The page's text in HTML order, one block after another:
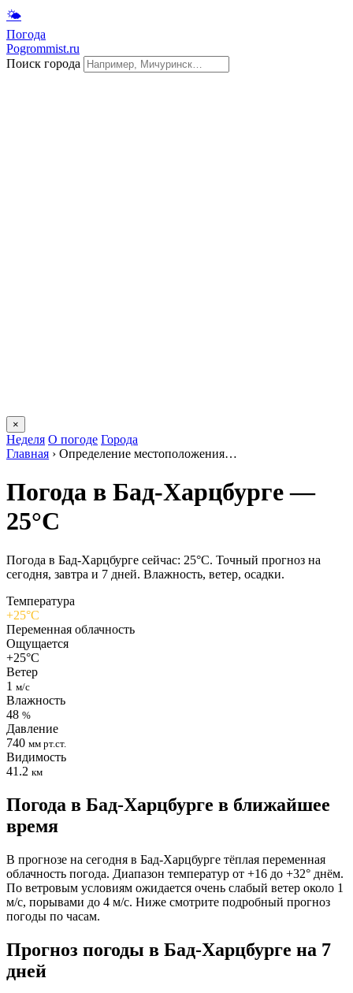
🌤
Погода
Pogrommist.ru
Поиск города
×
Неделя О погоде Города
Главная › Определение местоположения…
Погода в Бад-Харцбурге —
25°C
Погода в Бад-Харцбурге сейчас: 25°C. Точный прогноз на
сегодня, завтра и 7 дней. Влажность, ветер, осадки.
Температура
+25°C
Переменная облачность
Ощущается
+25°C
Ветер
1 м/с
Влажность
48 %
Давление
740 мм рт.ст.
Видимость
41.2 км
Погода в Бад-Харцбурге в ближайшее
время
В прогнозе на сегодня в Бад-Харцбурге тёплая переменная
облачность погода. Диапазон температур от +16 до +32° днём.
По ветровым условиям ожидается очень слабый ветер около 1
м/с, порывами до 4 м/с. Ниже смотрите подробный прогноз
погоды по часам.
Прогноз погоды в Бад-Харцбурге на 7
дней